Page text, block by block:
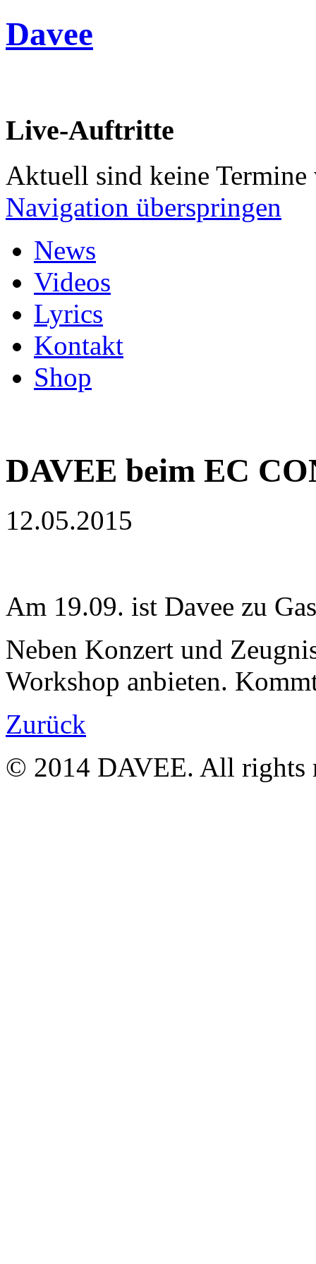
Davee
Live-Auftritte
Aktuell sind keine Termine
Navigation überspringen
News
Videos
Lyrics
Kontakt
Shop
DAVEE beim EC
12.05.2015
Am 19.09. ist Davee zu
Neben Konzert und
Workshop anbieten.
Zurück
© 2014 DAVEE. All rights